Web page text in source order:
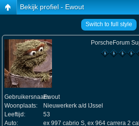
Bekijk profiel - Ewout
Switch to full style
PorscheForum
Gebruikersnaam:Ewout
Woonplaats:
Nieuwerkerk a/d IJssel
Leeftijd:
53
Auto:
ex 997 cabrio S, ex 964 carrera 2